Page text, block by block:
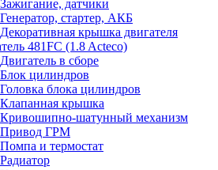
Зажигание, датчики
Генератор, стартер, АКБ
Декоративная крышка двигателя
481FC (1.8 Acteco)
Двигатель в сборе
Блок цилиндров
Головка блока цилиндров
Клапанная крышка
Кривошипно-шатунный механизм
Привод ГРМ
Помпа и термостат
Радиатор